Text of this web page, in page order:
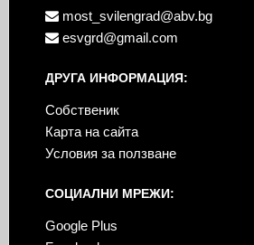
most_svilengrad@abv.bg
esvgrd@gmail.com
ДРУГА ИНФОРМАЦИЯ:
Собственик
Карта на сайта
Условия за ползване
СОЦИАЛНИ МРЕЖИ:
Google Plus